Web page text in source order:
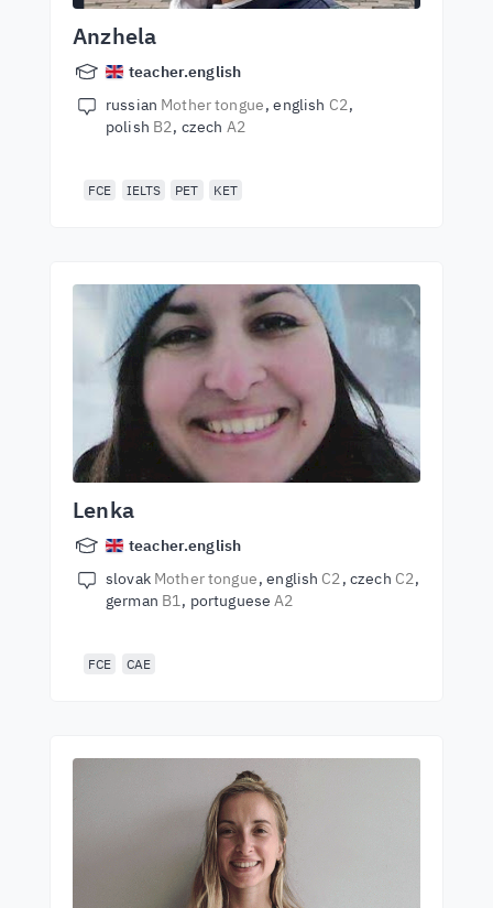
Anzhela
teacher.english
russian Mother tongue english C2
polish B2 czech A2
FCE IELTS PET KET
Lenka
teacher.english
slovak Mother tongue english C2 czech C2
german B1 portugueseA2
FCE CAE